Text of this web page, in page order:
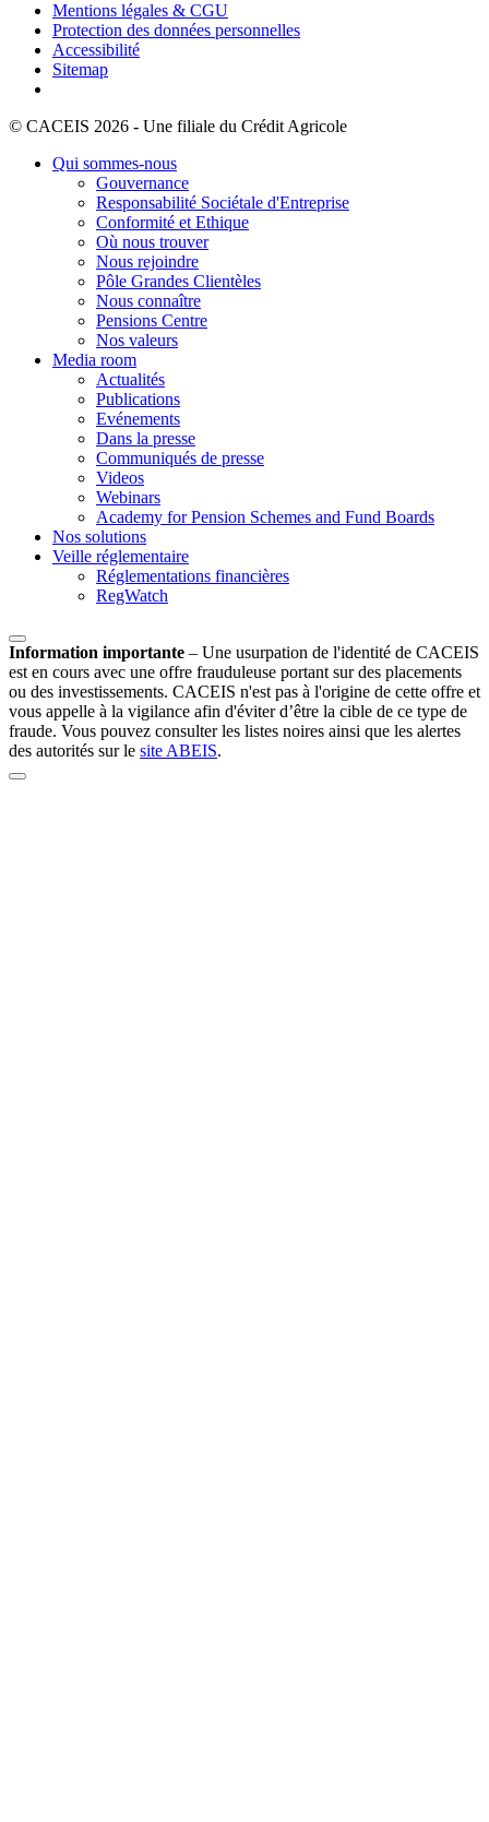
Mentions légales & CGU
Protection des données personnelles
Accessibilité
Sitemap
© CACEIS 2026 - Une filiale du Crédit Agricole
Qui sommes-nous
Gouvernance
Responsabilité Sociétale d'Entreprise
Conformité et Ethique
Où nous trouver
Nous rejoindre
Pôle Grandes Clientèles
Nous connaître
Pensions Centre
Nos valeurs
Media room
Actualités
Publications
Evénements
Dans la presse
Communiqués de presse
Videos
Webinars
Academy for Pension Schemes and Fund Boards
Nos solutions
Veille réglementaire
Réglementations financières
RegWatch
Information importante – Une usurpation de l'identité de CACEIS
est en cours avec une offre frauduleuse portant sur des placements
ou des investissements. CACEIS n'est pas à l'origine de cette offre et
vous appelle à la vigilance afin d'éviter d’être la cible de ce type de
fraude. Vous pouvez consulter les listes noires ainsi que les alertes
des autorités sur le site ABEIS.